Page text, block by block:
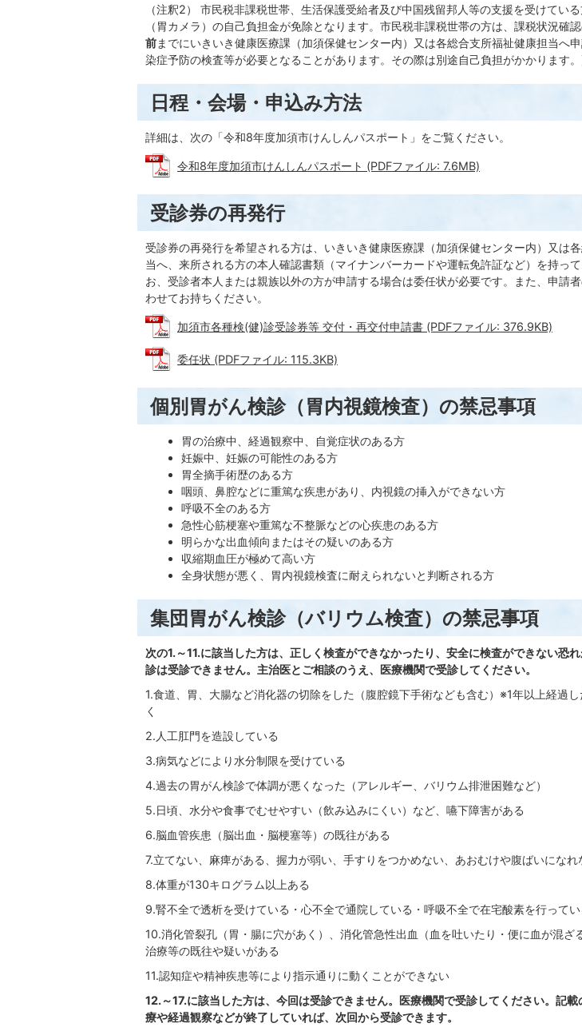
（注釈2） 市民税非課税世帯、生活保護受給者及び中国残留邦人等の支援を受けてい
（胃カメラ）の自己負担金が免除となります。市民税非課税世帯の方は、課税状況確
前までにいきいき健康医療課（加須保健センター内）又は各総合支所福祉健康担当へ
染症予防の検査等が必要となることがあります。その際は別途自己負担がかかります
日程・会場・申込み方法
詳細は、次の「令和8年度加須市けんしんパスポート」をご覧ください。
令和8年度加須市けんしんパスポート (PDFファイル: 7.6MB)
受診券の再発行
受診券の再発行を希望される方は、いきいき健康医療課（加須保健センター内）又は
当へ、来所される方の本人確認書類（マイナンバーカードや運転免許証など）を持っ
お、受診者本人または親族以外の方が申請する場合は委任状が必要です。また、申請
わせてお持ちください。
加須市各種検(健)診受診券等 交付・再交付申請書 (PDFファイル: 376.9KB)
委任状 (PDFファイル: 115.3KB)
個別胃がん検診（胃内視鏡検査）の禁忌事項
胃の治療中、経過観察中、自覚症状のある方
妊娠中、妊娠の可能性のある方
胃全摘手術歴のある方
咽頭、鼻腔などに重篤な疾患があり、内視鏡の挿入ができない方
呼吸不全のある方
急性心筋梗塞や重篤な不整脈などの心疾患のある方
明らかな出血傾向またはその疑いのある方
収縮期血圧が極めて高い方
全身状態が悪く、胃内視鏡検査に耐えられないと判断される方
集団胃がん検診（バリウム検査）の禁忌事項
次の1.～11.に該当した方は、正しく検査ができなかったり、安全に検査ができない恐
診は受診できません。主治医とご相談のうえ、医療機関で受診してください。
1.食道、胃、大腸など消化器の切除をした（腹腔鏡下手術なども含む）※1年以上経過
く
2.人工肛門を造設している
3.病気などにより水分制限を受けている
4.過去の胃がん検診で体調が悪くなった（アレルギー、バリウム排泄困難など）
5.日頃、水分や食事でむせやすい（飲み込みにくい）など、嚥下障害がある
6.脳血管疾患（脳出血・脳梗塞等）の既往がある
7.立てない、麻痺がある、握力が弱い、手すりをつかめない、あおむけや腹ばいになれ
8.体重が130キログラム以上ある
9.腎不全で透析を受けている・心不全で通院している・呼吸不全で在宅酸素を行ってい
10.消化管裂孔（胃・腸に穴があく）、消化管急性出血（血を吐いたり・便に血が混ざ
治療等の既往や疑いがある
11.認知症や精神疾患等により指示通りに動くことができない
12.～17.に該当した方は、今回は受診できません。医療機関で受診してください。記
療や経過観察などが終了していれば、次回から受診できます。